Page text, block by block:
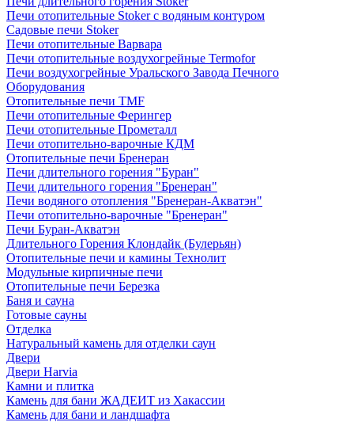
Печи отопительные Stoker с водяным контуром
Садовые печи Stoker
Печи отопительные Варвара
Печи отопительные воздухогрейные Termofor
Печи воздухогрейные Уральского Завода Печного
Оборудования
Отопительные печи TMF
Печи отопительные Ферингер
Печи отопительные Прометалл
Печи отопительно-варочные КДМ
Отопительные печи Бренеран
Печи длительного горения "Буран"
Печи длительного горения "Бренеран"
Печи водяного отопления "Бренеран-Акватэн"
Печи отопительно-варочные "Бренеран"
Печи Буран-Акватэн
Длительного Горения Клондайк (Булерьян)
Отопительные печи и камины Технолит
Модульные кирпичные печи
Отопительные печи Березка
Баня и сауна
Готовые сауны
Отделка
Натуральный камень для отделки саун
Двери
Двери Harvia
Камни и плитка
Камень для бани ЖАДЕИТ из Хакассии
Камень для бани и ландшафта